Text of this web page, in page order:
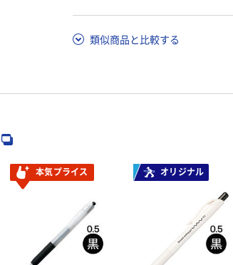
類似商品と比較する
本気プライス オリジナル